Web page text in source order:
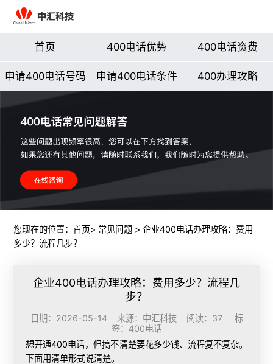
首页 400电话优势 400电话资费
申请400电话号码 申请400电话条件 400办理攻略
您现在的位置： 首页> 常见问题> 企业400电话办理攻略：费用
多少？流程几步？
企业400电话办理攻略：费用多少？流程几
步？
日期：2026-05-14 来源：中汇科技 阅读：37 标
签： 400电话
想开通400电话，但搞不清楚要花多少钱、流程复不复杂。
下面用清单形式说清楚。